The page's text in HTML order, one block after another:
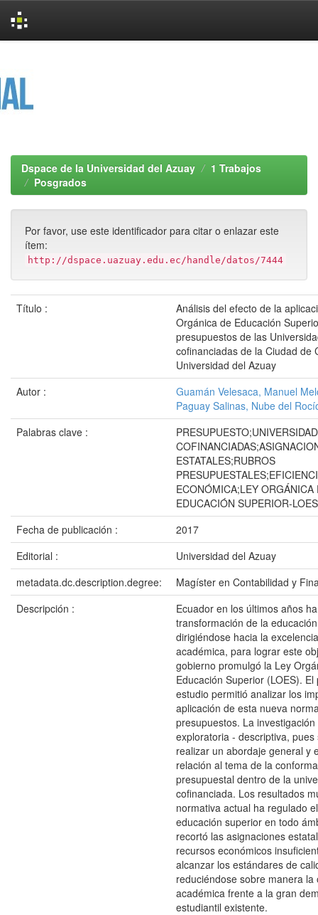
Dspace de la Universidad del Azuay
1 Trabajos
Posgrados
Por favor, use este identificador para citar o enlazar este
ítem:
http://dspace.uazuay.edu.ec/handle/datos/7444
Título :
Análisis del efecto de la
Orgánica de Educación
presupuestos de las
cofinanciadas de la Ciudad de
Universidad del Azuay
Autor :
Guamán Velesaca, Manuel
Paguay Salinas, Nube del
Palabras clave :
ESTATALES;RUBROS
ECONÓMICA;LEY ORGÁNICA
EDUCACIÓN SUPERIOR-LOES
Fecha de publicación :
2017
Editorial :
Universidad del Azuay
metadata.dc.description.degree:
Magíster en Contabilidad y
Descripción :
Ecuador en los últimos años
transformación de la
dirigiéndose hacia la
académica, para lograr este
gobierno promulgó la Ley
Educación Superior (LOES). El
estudio permitió analizar los
aplicación de esta nueva
presupuestos. La
exploratoria - descriptiva, pues
realizar un abordaje general y
relación al tema de la
presupuestal dentro de la
cofinanciada. Los resultados
normativa actual ha regulado
educación superior en todo
recortó las asignaciones
recursos económicos
alcanzar los estándares de
reduciéndose sobre manera la
académica frente a la gran
estudiantil existente.